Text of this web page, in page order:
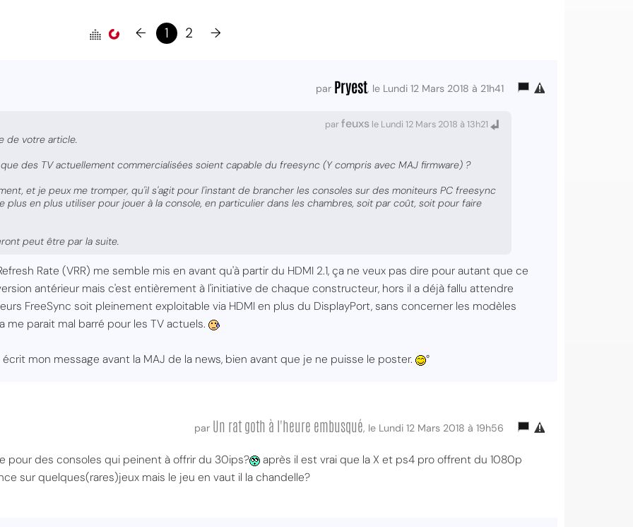
← 1 2 →
par Pryest, le Lundi 12 Mars 2018 à 21h41
parfeuxs le Lundi 12 Mars 2018 à 13h21
de votre article.
des TV actuellement commercialisées soient capable du freesync (Y compris avec MAJ firmware) ?
et je peux me tromper, qu'il s'agit pour l'instant de brancher les consoles sur des moniteurs PC freesync
plus en plus utiliser pour jouer à la console, en particulier dans les chambres, soit par coût, soit pour faire
peut être par la suite.
Rate (VRR) me semble mis en avant qu'à partir du HDMI 2.1, ça ne veux pas dire pour autant que ce
antérieur mais c'est entièrement à l'initiative de chaque constructeur, hors il a déjà fallu attendre
FreeSync soit pleinement exploitable via HDMI en plus du DisplayPort, sans concerner les modèles
me parait mal barré pour les TV actuels.
mon message avant la MAJ de la news, bien avant que je ne puisse le poster. °
par Un rat goth à l'heure embusqué, le Lundi 12 Mars 2018 à 19h56
pour des consoles qui peinent à offrir du 30ips?
après il est vrai que la X et ps4 pro offrent du 1080p
sur quelques(rares)jeux mais le jeu en vaut il la chandelle?